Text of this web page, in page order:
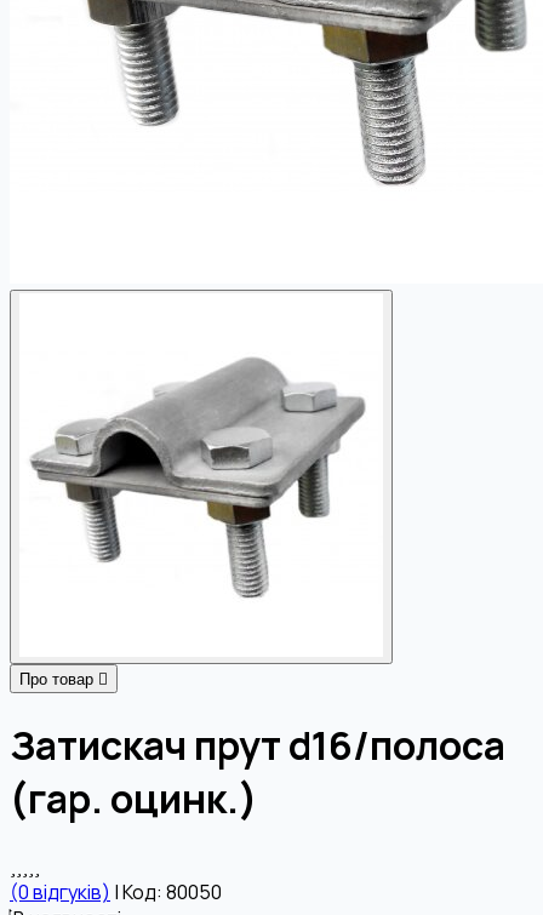
Про товар
Затискач прут d16/полоса
(гар. оцинк.)
(0 відгуків) |Код: 80050